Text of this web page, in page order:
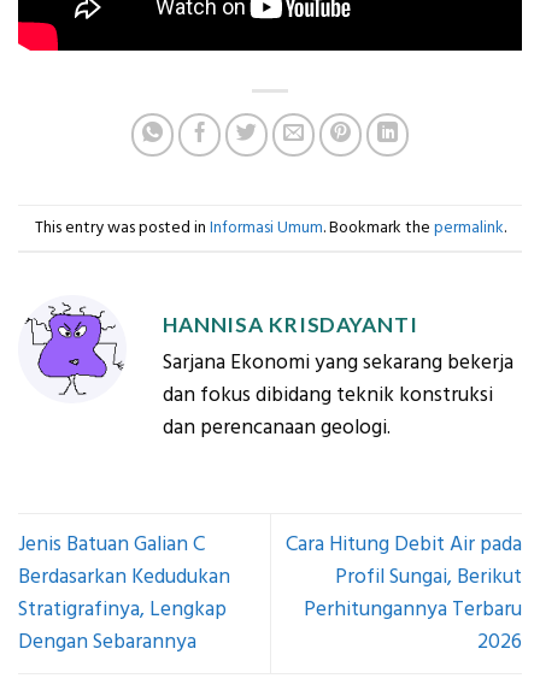
This entry was posted in Informasi Umum. Bookmark the permalink.
HANNISA KRISDAYANTI
Sarjana Ekonomi yang sekarang bekerja
dan fokus dibidang teknik konstruksi
dan perencanaan geologi.
Jenis Batuan Galian C
Berdasarkan Kedudukan
Stratigrafinya, Lengkap
Dengan Sebarannya
Cara Hitung Debit Air pada
Profil Sungai, Berikut
Perhitungannya Terbaru
2026